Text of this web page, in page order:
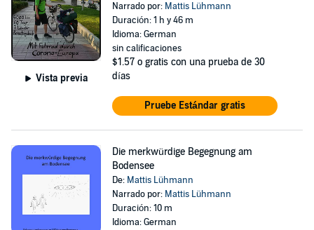
Vista previa
Narrado por: Mattis Lühmann
Duración: 1 h y 46 m
Idioma: German
sin calificaciones
$1.57 o gratis con una prueba de 30
días
Pruebe Estándar gratis
Die merkwürdige Begegnung am
Bodensee
De: Mattis Lühmann
Narrado por: Mattis Lühmann
Duración: 10 m
Idioma: German